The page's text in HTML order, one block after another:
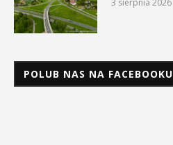
POLUB NAS NA FACEBOOKU